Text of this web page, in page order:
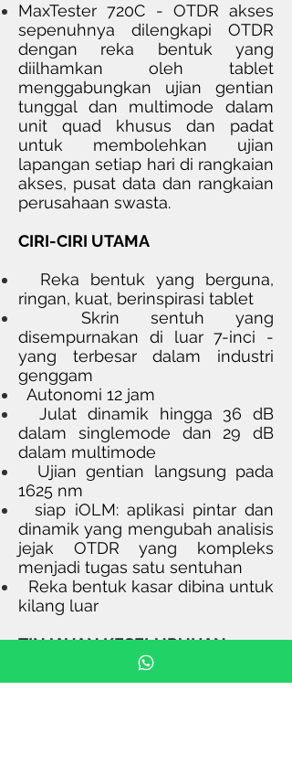
MaxTester 720C - OTDR akses
sepenuhnya dilengkapi OTDR
dengan reka bentuk yang
diilhamkan oleh tablet
menggabungkan ujian gentian
tunggal dan multimode dalam
unit quad khusus dan padat
untuk membolehkan ujian
lapangan setiap hari di rangkaian
akses, pusat data dan rangkaian
perusahaan swasta.
CIRI-CIRI UTAMA
Reka bentuk yang berguna,
ringan, kuat, berinspirasi tablet
Skrin sentuh yang
disempurnakan di luar 7-inci -
yang terbesar dalam industri
genggam
Autonomi 12 jam
Julat dinamik hingga 36 dB
dalam singlemode dan 29 dB
dalam multimode
Ujian gentian langsung pada
1625 nm
siap iOLM: aplikasi pintar dan
dinamik yang mengubah analisis
jejak OTDR yang kompleks
menjadi tugas satu sentuhan
Reka bentuk kasar dibina untuk
kilang luar
TINJAUAN KESELURUHAN
Paparan: Skrin sentuh luar 7-in